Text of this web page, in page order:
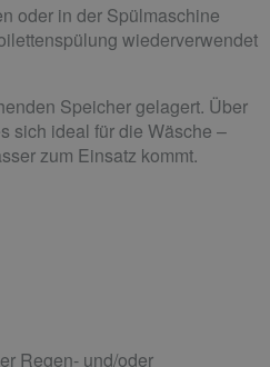
oder in der Spülmaschine
wiederverwendet
Speicher gelagert. Über
sich ideal für die Wäsche –
zum Einsatz kommt.
Regen- und/oder